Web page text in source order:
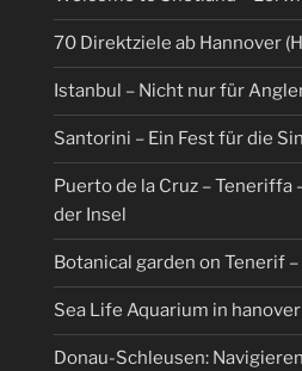
70 Direktziele ab Hannover
Istanbul – Nicht nur für
Santorini – Ein Fest für die
Puerto de la Cruz – Teneriffa
der Insel
Botanical garden on Tenerif
Sea Life Aquarium in hanover
Donau-Schleusen: